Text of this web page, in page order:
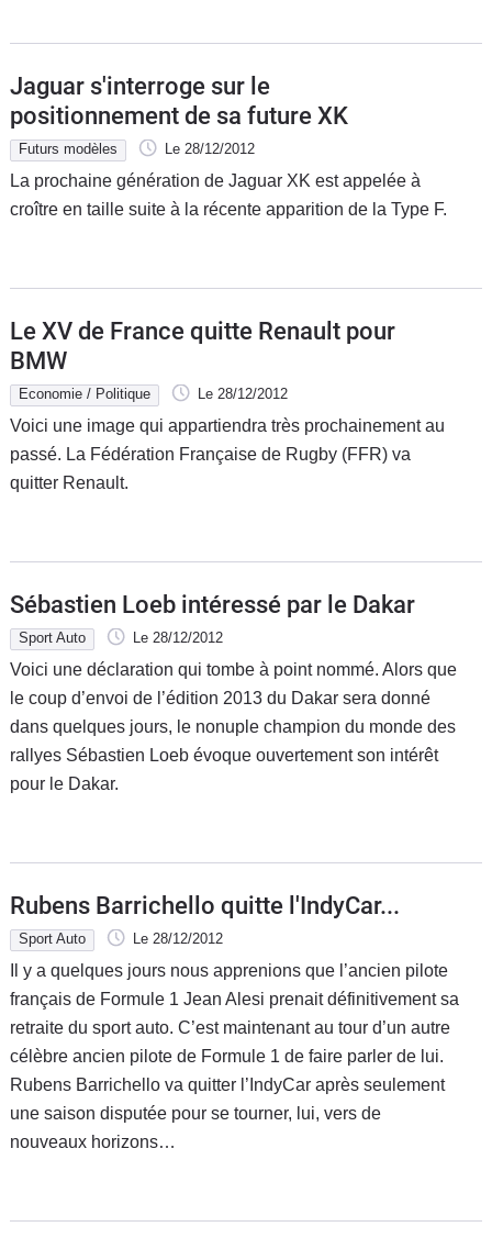
Jaguar s'interroge sur le
positionnement de sa future XK
Futurs modèles Le 28/12/2012
La prochaine génération de Jaguar XK est appelée à
croître en taille suite à la récente apparition de la Type F.
Le XV de France quitte Renault pour
BMW
Economie / Politique Le 28/12/2012
Voici une image qui appartiendra très prochainement au
passé. La Fédération Française de Rugby (FFR) va
quitter Renault.
Sébastien Loeb intéressé par le Dakar
Sport Auto Le 28/12/2012
Voici une déclaration qui tombe à point nommé. Alors que
le coup d’envoi de l’édition 2013 du Dakar sera donné
dans quelques jours, le nonuple champion du monde des
rallyes Sébastien Loeb évoque ouvertement son intérêt
pour le Dakar.
Rubens Barrichello quitte l'IndyCar...
Sport Auto Le 28/12/2012
Il y a quelques jours nous apprenions que l’ancien pilote
français de Formule 1 Jean Alesi prenait définitivement sa
retraite du sport auto. C’est maintenant au tour d’un autre
célèbre ancien pilote de Formule 1 de faire parler de lui.
Rubens Barrichello va quitter l’IndyCar après seulement
une saison disputée pour se tourner, lui, vers de
nouveaux horizons…